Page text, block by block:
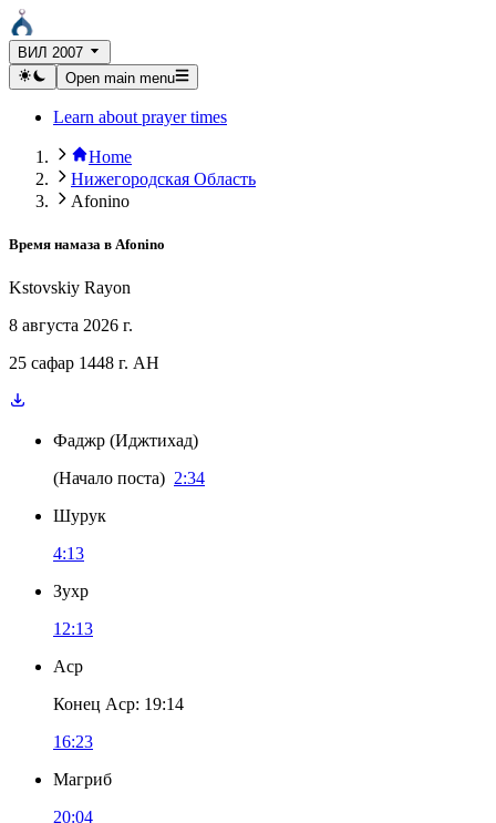
ВИЛ 2007
Open main menu
Learn about prayer times
Home
Нижегородская Область
Afonino
Время намаза в Afonino
Kstovskiy Rayon
8 августа 2026 г.
25 сафар 1448 г. AH
Фаджр (Иджтихад)
(Начало поста) 2:34
Шурук
4:13
Зухр
12:13
Аср
Конец Аср: 19:14
16:23
Магриб
20:04